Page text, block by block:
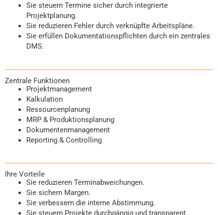
Sie steuern Termine sicher durch integrierte
Projektplanung.
Sie reduzieren Fehler durch verknüpfte Arbeitspläne.
Sie erfüllen Dokumentationspflichten durch ein zentrales
DMS.
Zentrale Funktionen
Projektmanagement
Kalkulation
Ressourcenplanung
MRP & Produktionsplanung
Dokumentenmanagement
Reporting & Controlling
Ihre Vorteile
Sie reduzieren Terminabweichungen.
Sie sichern Margen.
Sie verbessern die interne Abstimmung.